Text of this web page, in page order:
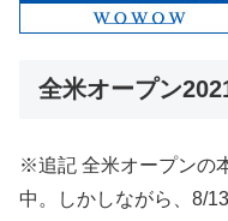
全米オープン
※追記 全米オープンの
中。しかしながら、8/